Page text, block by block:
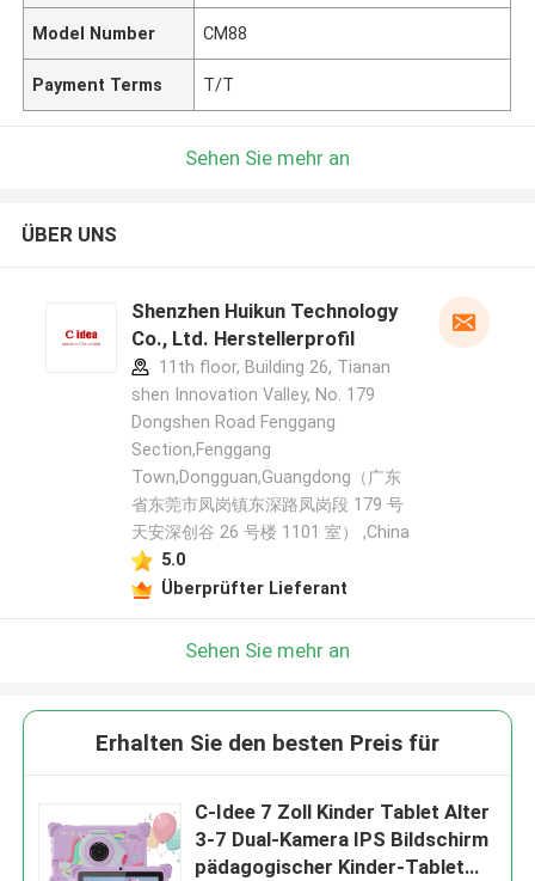
Model Number CM88
Payment Terms T/T
Sehen Sie mehr an
ÜBER UNS
Shenzhen Huikun Technology
Co., Ltd. Herstellerprofil
11th floor, Building 26, Tianan
shen Innovation Valley, No. 179
Dongshen Road Fenggang
Section,Fenggang
Town,Dongguan,Guangdong（广东
省东莞市凤岗镇东深路凤岗段 179 号
天安深创谷 26 号楼 1101 室） ,China
5.0
Überprüfter Lieferant
Sehen Sie mehr an
Erhalten Sie den besten Preis für
C-Idee 7 Zoll Kinder Tablet Alter
3-7 Dual-Kamera IPS Bildschirm
pädagogischer Kinder-Tablet